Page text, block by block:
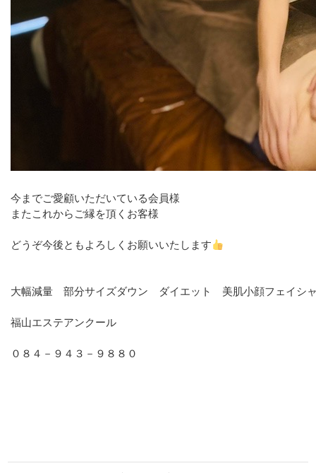
今までご愛顧いただいている会員様
またこれからご縁を頂くお客様
どうぞ今後ともよろしくお願いいたします
大幅減量 部分サイズダウン ダイエット 美肌小顔フェイシャ
福山エステアンクール
０８４－９４３－９８８０